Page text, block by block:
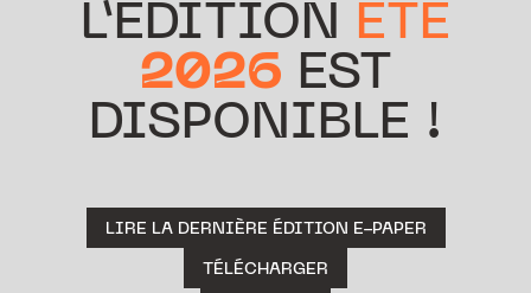
L’ÉDITION ÉTÉ
2026 EST
DISPONIBLE !
LIRE LA DERNIÈRE ÉDITION E-PAPER
TÉLÉCHARGER